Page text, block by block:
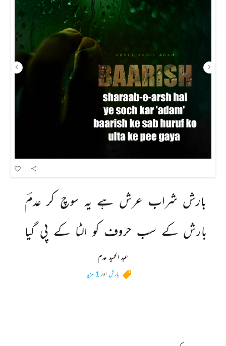
بارش شراب عرش ہے یہ سوچ کر عدمؔ
بارش کے سب حروف کو الٹا کے پی گیا
عبد الحمید عدم
بارش اور 1 مزید